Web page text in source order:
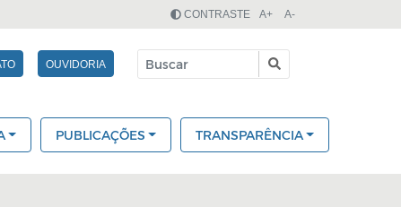
OUVIDORIA
CONTRASTE A+ A-
PUBLICAÇÕES TRANSPARÊNCIA